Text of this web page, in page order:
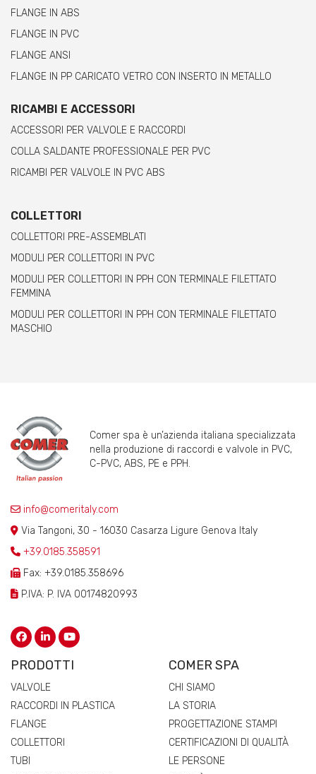
FLANGE IN ABS
FLANGE IN PVC
FLANGE ANSI
FLANGE IN PP CARICATO VETRO CON INSERTO IN METALLO
RICAMBI E ACCESSORI
ACCESSORI PER VALVOLE E RACCORDI
COLLA SALDANTE PROFESSIONALE PER PVC
RICAMBI PER VALVOLE IN PVC ABS
COLLETTORI
COLLETTORI PRE-ASSEMBLATI
MODULI PER COLLETTORI IN PVC
MODULI PER COLLETTORI IN PPH CON TERMINALE FILETTATO
FEMMINA
MODULI PER COLLETTORI IN PPH CON TERMINALE FILETTATO
MASCHIO
Comer spa è un’azienda italiana specializzata
nella produzione di raccordi e valvole in PVC,
C-PVC, ABS, PE e PPH.
info@comeritaly.com
Via Tangoni, 30 - 16030 Casarza Ligure Genova Italy
+39.0185.358591
Fax: +39.0185.358696
P.IVA: P. IVA 00174820993
PRODOTTI
VALVOLE
RACCORDI IN PLASTICA
FLANGE
COLLETTORI
TUBI
COMER SPA
CHI SIAMO
LA STORIA
PROGETTAZIONE STAMPI
CERTIFICAZIONI DI QUALITÀ
LE PERSONE